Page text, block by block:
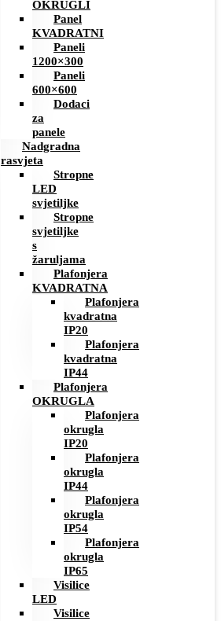
OKRUGLI
Panel
KVADRATNI
Paneli
1200×300
Paneli
600×600
Dodaci
za
panele
Nadgradna
rasvjeta
Stropne
LED
svjetiljke
Stropne
svjetiljke
s
žaruljama
Plafonjera
KVADRATNA
Plafonjera
kvadratna
IP20
Plafonjera
kvadratna
IP44
Plafonjera
OKRUGLA
Plafonjera
okrugla
IP20
Plafonjera
okrugla
IP44
Plafonjera
okrugla
IP54
Plafonjera
okrugla
IP65
Visilice
LED
Visilice